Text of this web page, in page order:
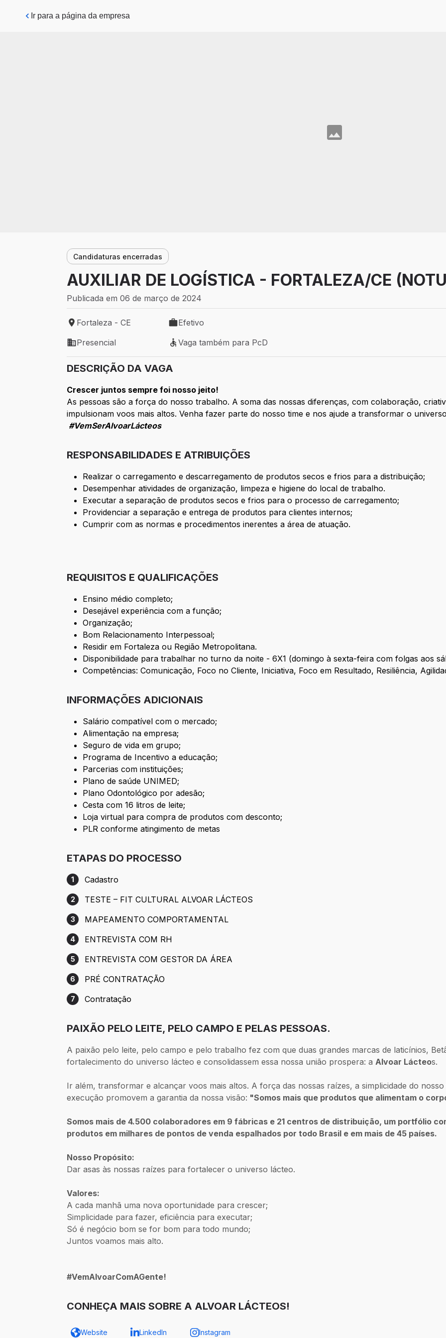
Pular para o conteúdo principal
Ir para a página da empresa
Candidaturas encerradas
AUXILIAR DE LOGÍSTICA - FORTALEZA/CE
Publicada em 06 de março de 2024
Local de trabalho: Fortaleza - CE
Fortaleza - CE
Tipo de vaga: Efetivo
Efetivo
Modelo de trabalho: Presencial
Presencial
Vaga também para PcD
Vaga também para PcD
DESCRIÇÃO DA VAGA
Crescer juntos sempre foi nosso jeito!
As pessoas são a força do nosso trabalho. A soma das nossas diferenças, com colaboração,
impulsionam voos mais altos. Venha fazer parte do nosso time e nos ajude a transformar o
#VemSerAlvoarLácteos
RESPONSABILIDADES E ATRIBUIÇÕES
Realizar o carregamento e descarregamento de produtos secos e frios para a distribuição;
Desempenhar atividades de organização, limpeza e higiene do local de trabalho.
Executar a separação de produtos secos e frios para o processo de carregamento;
Providenciar a separação e entrega de produtos para clientes internos;
Cumprir com as normas e procedimentos inerentes a área de atuação.
REQUISITOS E QUALIFICAÇÕES
Ensino médio completo;
Desejável experiência com a função;
Organização;
Bom Relacionamento Interpessoal;
Residir em Fortaleza ou Região Metropolitana.
Disponibilidade para trabalhar no turno da noite - 6X1 (domingo à sexta-feira com folgas aos
Competências: Comunicação, Foco no Cliente, Iniciativa, Foco em Resultado, Resiliência,
INFORMAÇÕES ADICIONAIS
Salário compatível com o mercado;
Alimentação na empresa;
Seguro de vida em grupo;
Programa de Incentivo a educação;
Parcerias com instituições;
Plano de saúde UNIMED;
Plano Odontológico por adesão;
Cesta com 16 litros de leite;
Loja virtual para compra de produtos com desconto;
PLR conforme atingimento de metas
ETAPAS DO PROCESSO
Etapa 1: Cadastro
1 Cadastro
Etapa 2: TESTE – FIT CULTURAL ALVOAR LÁCTEOS
2 TESTE – FIT CULTURAL ALVOAR LÁCTEOS
Etapa 3: MAPEAMENTO COMPORTAMENTAL
3 MAPEAMENTO COMPORTAMENTAL
Etapa 4: ENTREVISTA COM RH
4 ENTREVISTA COM RH
Etapa 5: ENTREVISTA COM GESTOR DA ÁREA
5 ENTREVISTA COM GESTOR DA ÁREA
Etapa 6: PRÉ CONTRATAÇÃO
6 PRÉ CONTRATAÇÃO
Etapa 7: Contratação
7 Contratação
PAIXÃO PELO LEITE, PELO CAMPO E PELAS PESSOAS.
A paixão pelo leite, pelo campo e pelo trabalho fez com que duas grandes marcas de laticínios,
fortalecimento do universo lácteo e consolidassem essa nossa união prospera: aAlvoar Lácteos.
Ir além, transformar e alcançar voos mais altos. A força das nossas raízes, a simplicidade do
execução promovem a garantia da nossa visão: "Somos mais que produtos que alimentam o
Somos mais de 4.500 colaboradores em 9 fábricas e 21 centros de distribuição, um portfólio
produtos em milhares de pontos de venda espalhados por todo Brasil e em mais de 45 países.
Nosso Propósito:
Dar asas às nossas raízes para fortalecer o universo lácteo.
Valores:
A cada manhã uma nova oportunidade para crescer;
Simplicidade para fazer, eficiência para executar;
Só é negócio bom se for bom para todo mundo;
Juntos voamos mais alto.
#VemAlvoarComAGente!
CONHEÇA MAIS SOBRE A ALVOAR LÁCTEOS!
Website LinkedIn Instagram